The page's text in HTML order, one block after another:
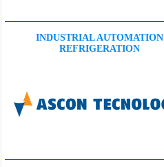
INDUSTRIAL AUTOMATION
REFRIGERATION